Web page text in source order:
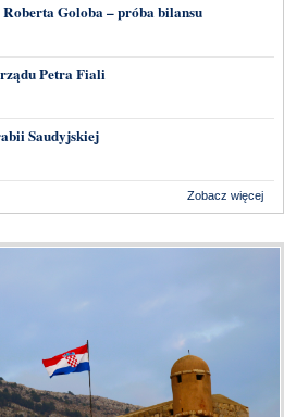
Roberta Goloba – próba bilansu
Petra Fiali
Saudyjskiej
Zobacz więcej